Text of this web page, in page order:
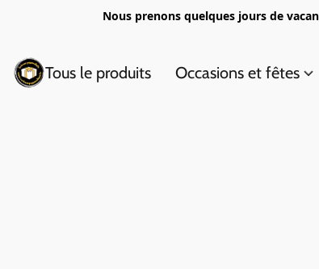
Nous prenons quelques jours de
Tous le produits Occasions et fêtes